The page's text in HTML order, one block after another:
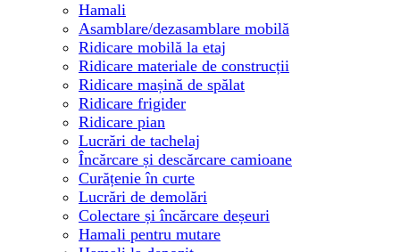
Hamali
Asamblare/dezasamblare mobilă
Ridicare mobilă la etaj
Ridicare materiale de construcții
Ridicare mașină de spălat
Ridicare frigider
Ridicare pian
Lucrări de tachelaj
Încărcare și descărcare camioane
Curățenie în curte
Lucrări de demolări
Colectare și încărcare deșeuri
Hamali pentru mutare